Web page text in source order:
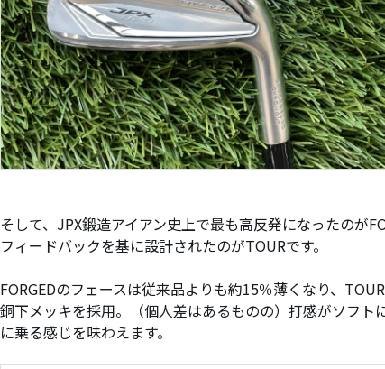
そして、JPX鍛造アイアン史上で最も高反発になったのが
フィードバックを基に設計されたのがTOURです。
FORGEDのフェースは従来品よりも約15％薄くなり、
銅下メッキを採用。（個人差はあるものの）打感がソフト
に乗る感じを味わえます。